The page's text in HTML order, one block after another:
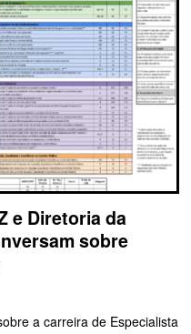
e Diretoria da
sobre
a carreira de Especialista